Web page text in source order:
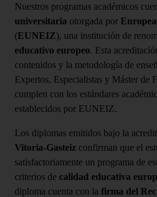
Nuestros programas académicos
universitaria otorgada por
(EUNEIZ), una institución de
educativo europeo. Esta
contenidos y la metodología de
Expertos, Especialistas y Máster de
cumplen con los estándares
establecidos por EUNEIZ.
Los diplomas emitidos bajo la
Vitoria-Gasteiz confirman que el
satisfactoriamente un programa de
criterios de calidad educativa
diploma cuenta con la firma del